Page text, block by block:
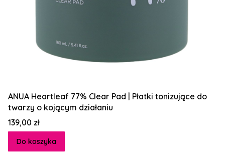
ANUA Heartleaf 77% Clear Pad | Płatki tonizujące do
twarzy o kojącym działaniu
Cena
139,00 zł
Do koszyka